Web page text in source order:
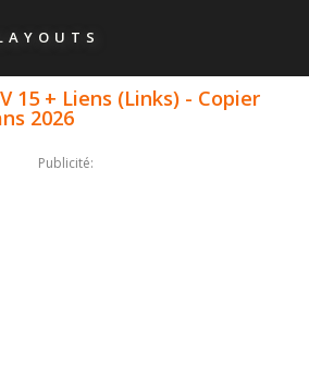
15 + Liens (Links) - Copier
2026
Publicité: